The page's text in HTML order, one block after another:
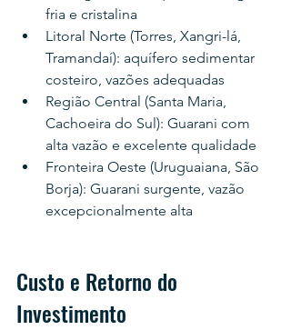
fria e cristalina
Litoral Norte (Torres, Xangri-lá,
Tramandaí): aquífero sedimentar
costeiro, vazões adequadas
Região Central (Santa Maria,
Cachoeira do Sul): Guarani com
alta vazão e excelente qualidade
Fronteira Oeste (Uruguaiana, São
Borja): Guarani surgente, vazão
excepcionalmente alta
Custo e Retorno do
Investimento